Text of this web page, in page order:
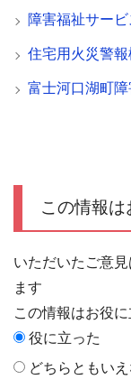
障害福祉サー
住宅用火災警
富士河口湖町
この情報は
いただいたご意
ます
この情報はお役
役に立った
どちらともい